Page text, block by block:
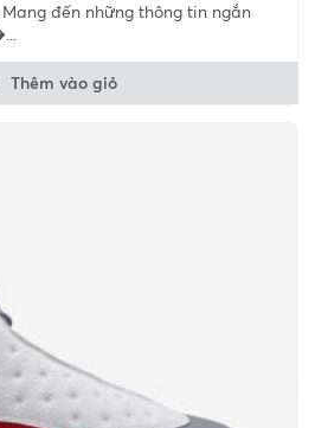
đến những thông tin ngắn
Thêm vào giỏ